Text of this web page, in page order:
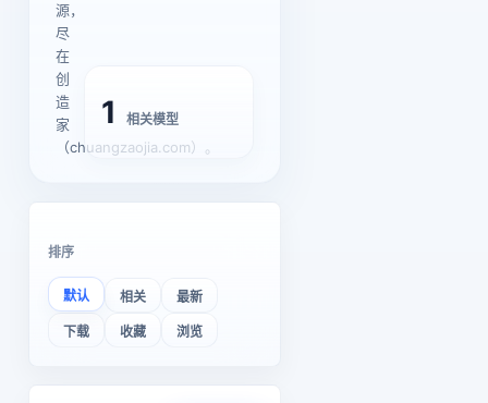
源，
尽
在
创
造
家
（chuangzaojia.com）。
1 相关模型
排序
默认 相关 最新
下载 收藏 浏览